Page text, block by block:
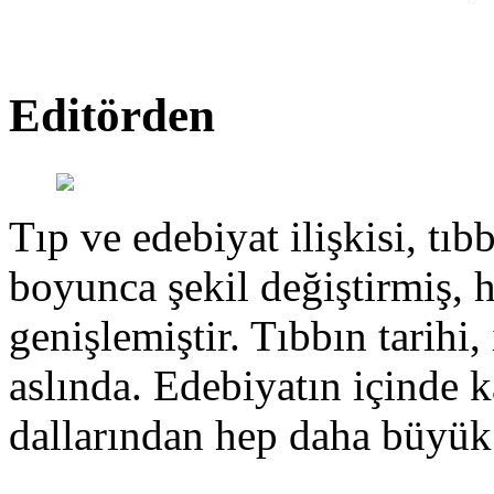
Editörden
Tıp ve edebiyat ilişkisi,
boyunca şekil değiştirmiş,
genişlemiştir. Tıbbın
aslında. Edebiyatın içinde
dallarından hep daha